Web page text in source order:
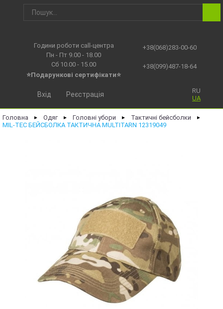
Години роботи call-центра
Пн - Пт 9.00 - 18.00
Сб 10.00 - 15.00
⭐Подарункові сертифікати⭐
+38(068)283-00-60
+38(099)487-18-64
RU
UA
Вхід Реєстрація
Головна ► Одяг ► Головні убори ► Тактичні бейсболки ►
MIL-TEC БЕЙСБОЛКА ТАКТИЧНА MULTITARN 12319049